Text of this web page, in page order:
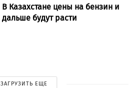
В Казахстане цены на бензин и
дальше будут расти
ЗАГРУЗИТЬ ЕЩЕ